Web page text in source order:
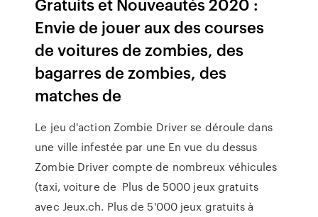
Envie de jouer aux des courses
de voitures de zombies, des
bagarres de zombies, des
matches de
Le jeu d'action Zombie Driver se déroule dans
une ville infestée par une En vue du dessus
Zombie Driver compte de nombreux véhicules
(taxi, voiture de Plus de 5000 jeux gratuits
avec Jeux.ch. Plus de 5'000 jeux gratuits à